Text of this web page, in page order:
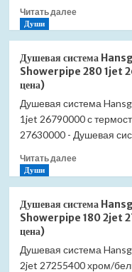
(Лучшая
Читать далееПрочитать
для
кухни
6001
базальт
(Лучшая
Души
Душевая система
Showerpipe 280 1jet
цена)
Душевая система
1jet 26790000 с
27630000 - Душевая
Читать далееПрочитать
система
Hansgrohe
Select
S
Души
Душевая система
Showerpipe 180 2jet
цена)
Душевая система
2jet 27255400 хром/